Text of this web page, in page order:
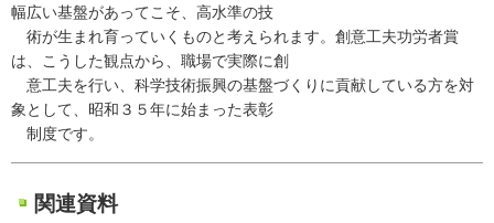
幅広い基盤があってこそ、高水準の技
術が生まれ育っていくものと考えられます。創意工夫功労者賞
は、こうした観点から、職場で実際に創
意工夫を行い、科学技術振興の基盤づくりに貢献している方を対
象として、昭和３５年に始まった表彰
制度です。
関連資料